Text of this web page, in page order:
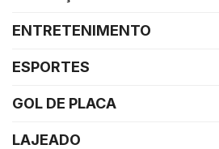
ENTRETENIMENTO
ESPORTES
GOL DE PLACA
LAJEADO